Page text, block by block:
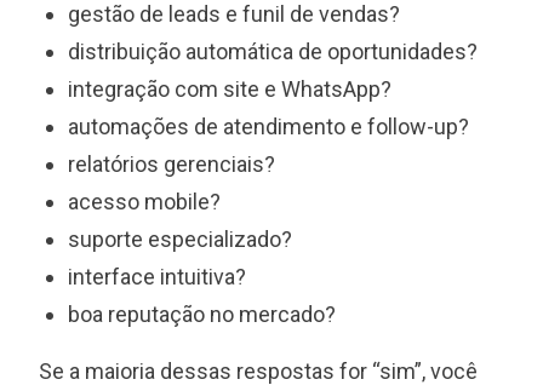
gestão de leads e funil de vendas?
distribuição automática de oportunidades?
integração com site e WhatsApp?
automações de atendimento e follow-up?
relatórios gerenciais?
acesso mobile?
suporte especializado?
interface intuitiva?
boa reputação no mercado?
Se a maioria dessas respostas for “sim”, você